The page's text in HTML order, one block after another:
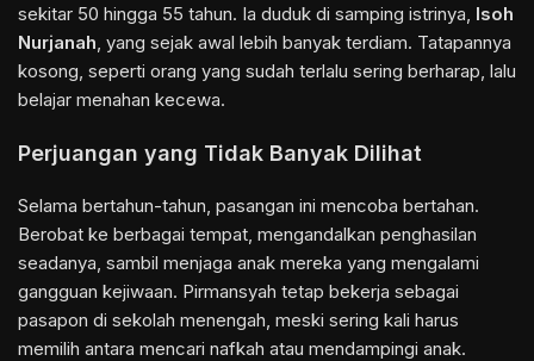
sekitar 50 hingga 55 tahun. Ia duduk di samping istrinya, Isoh
Nurjanah, yang sejak awal lebih banyak terdiam. Tatapannya
kosong, seperti orang yang sudah terlalu sering berharap, lalu
belajar menahan kecewa.
Perjuangan yang Tidak Banyak Dilihat
Selama bertahun-tahun, pasangan ini mencoba bertahan.
Berobat ke berbagai tempat, mengandalkan penghasilan
seadanya, sambil menjaga anak mereka yang mengalami
gangguan kejiwaan. Pirmansyah tetap bekerja sebagai
pasapon di sekolah menengah, meski sering kali harus
memilih antara mencari nafkah atau mendampingi anak.